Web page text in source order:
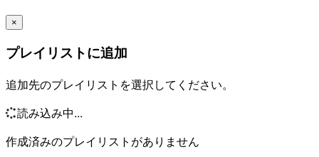
×
プレイリストに追加
追加先のプレイリストを選択してください。
読み込み中...
作成済みのプレイリストがありません